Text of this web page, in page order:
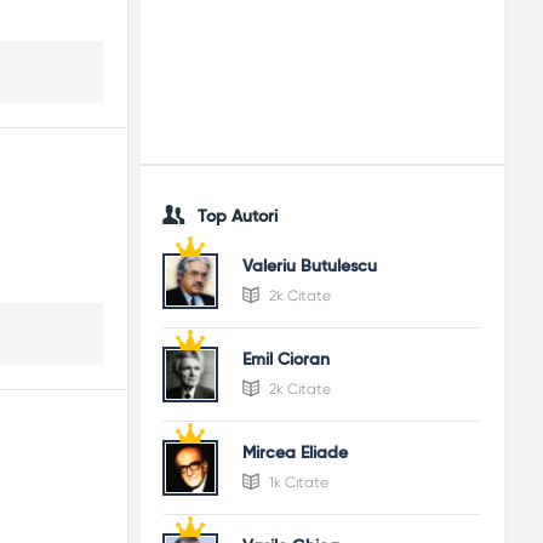
Top Autori
Valeriu Butulescu
2k Citate
Emil Cioran
2k Citate
Mircea Eliade
1k Citate